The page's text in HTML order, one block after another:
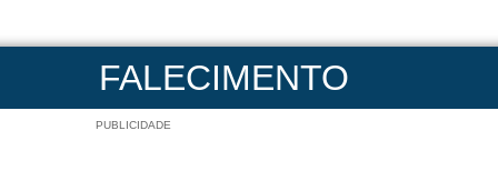
FALECIMENTO
PUBLICIDADE